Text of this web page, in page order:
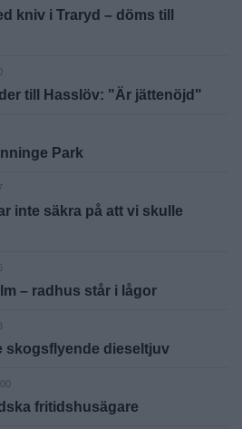
kniv i Traryd – döms till
till Hasslöv: "Är jättenöjd"
Park
inte säkra på att vi skulle
– radhus står i lågor
skogsflyende dieseltjuv
fritidshusägare